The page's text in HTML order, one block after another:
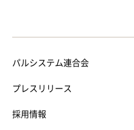
パルシステム連合会
プレスリリース
採用情報